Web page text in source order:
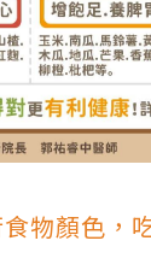
物顏色，